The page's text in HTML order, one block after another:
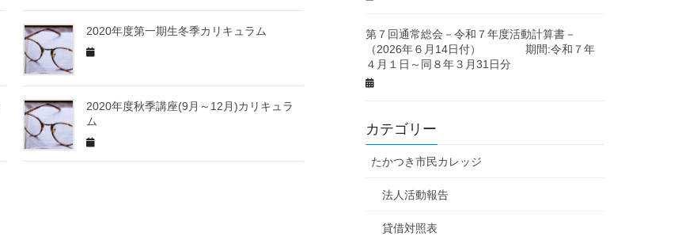
2020年度第一期生冬季カリキュラム
2020年度秋季講座(9月～12月)カリキュラ
ム
第７回通常総会－令和７年度活動計算書－
（2026年６月14日付） 期間:令和７年
４月１日～同８年３月31日分
カテゴリー
たかつき市民カレッジ
法人活動報告
貸借対照表